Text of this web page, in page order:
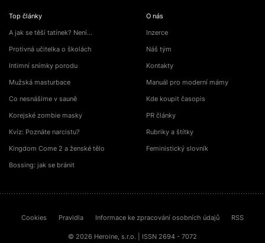
Top články
A jak se těší tatínek? Není…
Protivná učitelka o školách
Intimní snímky porodu
Mužská masturbace
Co nesnášíme v sauně
Korejské zombie masky
Kvíz: Poznáte narcistu?
Kingdom Come 2 a ženské tělo
Bossing: jak se bránit
O nás
Inzerce
Náš tým
Kontakty
Manuál pro moderní mámy
Kde koupit časopis
PR články
Rubriky a štítky
Feministický slovník
Cookies Pravidla Informace ke zpracování osobních údajů RSS
© 2026 Heroine, s.r.o. | ISSN 2694 - 7072